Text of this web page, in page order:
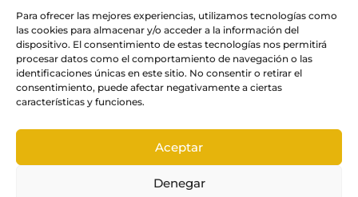
Para ofrecer las mejores experiencias, utilizamos tecnologías como
las cookies para almacenar y/o acceder a la información del
dispositivo. El consentimiento de estas tecnologías nos permitirá
procesar datos como el comportamiento de navegación o las
identificaciones únicas en este sitio. No consentir o retirar el
consentimiento, puede afectar negativamente a ciertas
características y funciones.
Aceptar
Denegar
info@quimicabcn.com
NUESTROS RESTAURANTES Y ESPACIOS PARA
EVENTOS
BN GRUP RESTAURANTS